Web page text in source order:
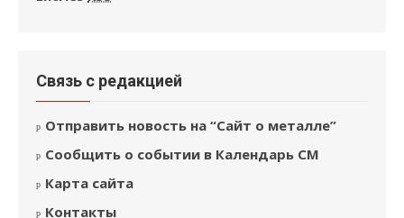
Связь с редакцией
Отправить новость на “Сайт о металле”
Сообщить о событии в Календарь СМ
Карта сайта
Контакты